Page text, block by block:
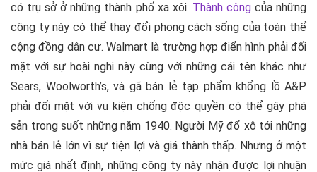
có trụ sở ở những thành phố xa xôi. Thành côngcủa những
công ty này có thể thay đổi phong cách sống của toàn thể
cộng đồng dân cư. Walmart là trường hợp điển hình phải đối
mặt với sự hoài nghi này cùng với những cái tên khác như
Sears, Woolworth’s, và gã bán lẻ tạp phẩm khổng lồ A&P
phải đối mặt với vụ kiện chống độc quyền có thể gây phá
sản trong suốt những năm 1940. Người Mỹ đổ xô tới những
nhà bán lẻ lớn vì sự tiện lợi và giá thành thấp. Nhưng ở một
mức giá nhất định, những công ty này nhận được lợi nhuận